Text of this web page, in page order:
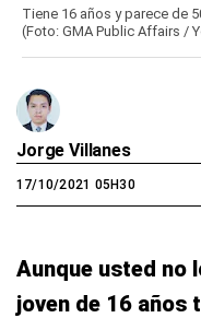
Tiene 16 años y parece de
(Foto: GMA Public Affairs /
Jorge Villanes
17/10/2021 05H30
Aunque usted no
joven de 16 años